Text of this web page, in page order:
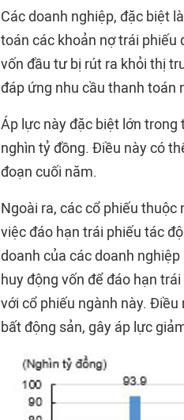
Các doanh nghiệp, đặc biệt
toán các khoản nợ trái phiếu
vốn đầu tư bị rút ra khỏi thị
đáp ứng nhu cầu thanh toán
Áp lực này đặc biệt lớn
nghìn tỷ đồng. Điều này có
đoạn cuối năm.
Ngoài ra, các cổ phiếu
việc đáo hạn trái phiếu tác
doanh của các doanh
huy động vốn để đáo hạn
với cổ phiếu ngành này.
bất động sản, gây áp lực